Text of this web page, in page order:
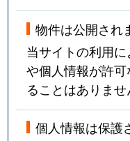
物件は公開され
当サイトの利用
や個人情報が許
ることはありませ
個人情報は保護